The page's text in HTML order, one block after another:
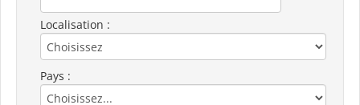
Localisation :
Pays :